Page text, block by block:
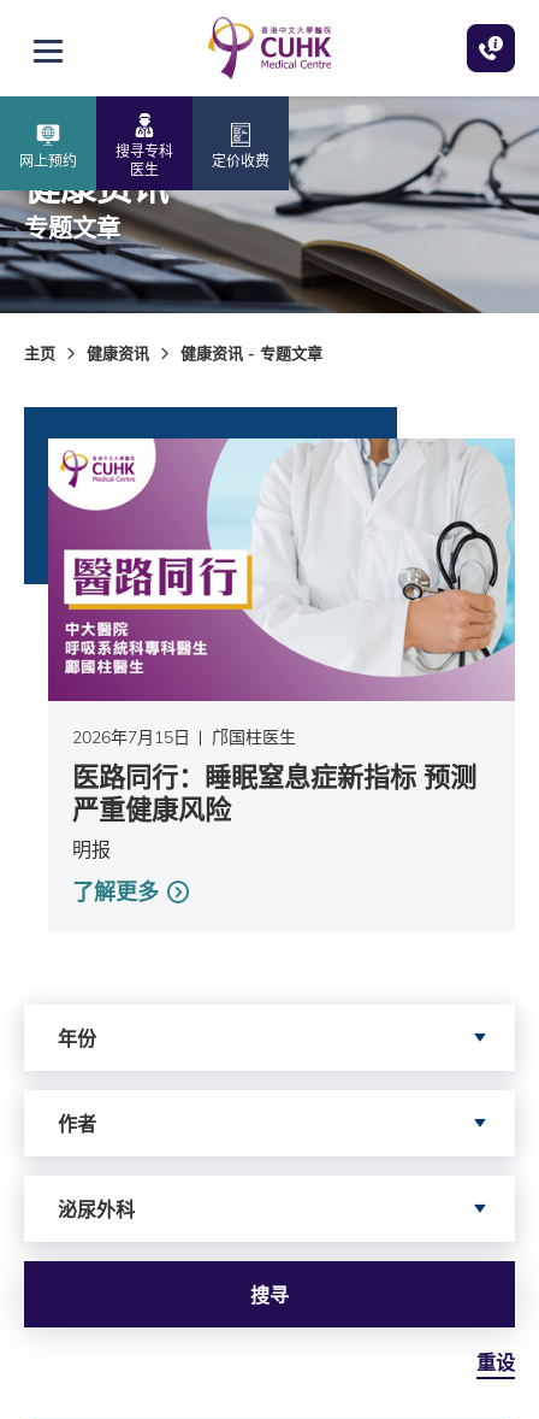
打开选单
网上预约
搜寻专科
医生
定价收费
健康资讯
专题文章
主页 健康资讯 健康资讯 - 专题文章
2026年7月15日 邝国柱医生
医路同行：睡眠窒息症新指标 预测
严重健康风险
明报
了解更多
年份
作者
泌尿外科
搜寻
重设